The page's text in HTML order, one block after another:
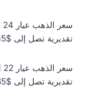
تقديرية تصل إلى $8.35.
تقديرية تصل إلى $7.65.